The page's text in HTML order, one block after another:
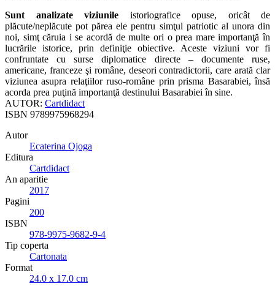
Sunt analizate viziunile istoriografice opuse, oricât de
plăcute/neplăcute pot părea ele pentru simţul patriotic al unora din
noi, simţ căruia i se acordă de multe ori o prea mare importanţă în
lucrările istorice, prin definiţie obiective. Aceste viziuni vor fi
confruntate cu surse diplomatice directe – documente ruse,
americane, franceze şi române, deseori contradictorii, care arată clar
viziunea asupra relaţiilor ruso-române prin prisma Basarabiei, însă
acorda prea puţină importanţă destinului Basarabiei în sine.
AUTOR: Cartdidact
ISBN 9789975968294
Autor
Ecaterina Ojoga
Editura
Cartdidact
An aparitie
2017
Pagini
200
ISBN
978-9975-9682-9-4
Tip coperta
Cartonata
Format
24.0 x 17.0 cm